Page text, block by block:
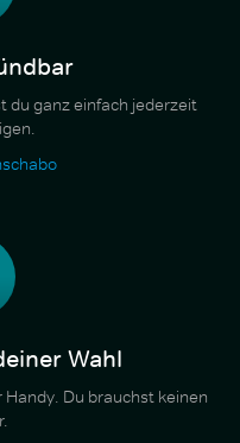
du ganz einfach jederzeit
Wahl
Du brauchst keinen